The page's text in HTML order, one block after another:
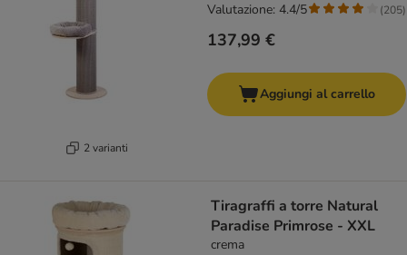
2 varianti
137,99 €
Valutazione: 4.4/5 (205)
Aggiungi al carrello
Tiragraffi a torre Natural
Paradise Primrose - XXL
crema